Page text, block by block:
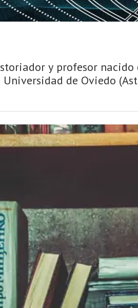
y profesor nacido
de Oviedo